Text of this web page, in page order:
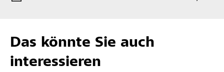
Das könnte Sie auch
interessieren